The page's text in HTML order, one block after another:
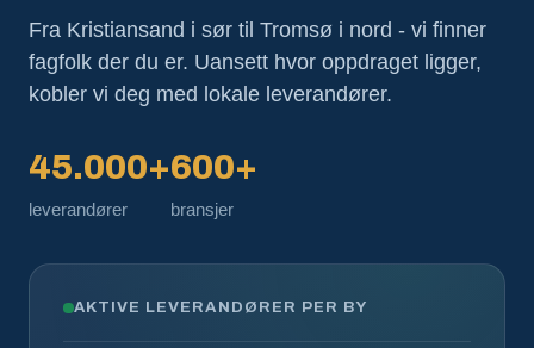
Fra Kristiansand i sør til Tromsø i nord - vi finner
fagfolk der du er. Uansett hvor oppdraget ligger,
kobler vi deg med lokale leverandører.
45.000+
leverandører
600+
bransjer
AKTIVE LEVERANDØRER PER BY